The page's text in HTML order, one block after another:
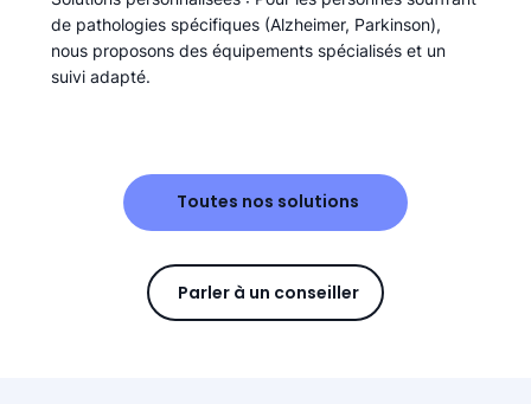
de pathologies spécifiques (Alzheimer, Parkinson),
nous proposons des équipements spécialisés et un
suivi adapté.
Toutes nos solutions
Parler à un conseiller